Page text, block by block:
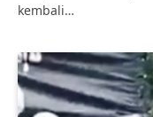
kembali…